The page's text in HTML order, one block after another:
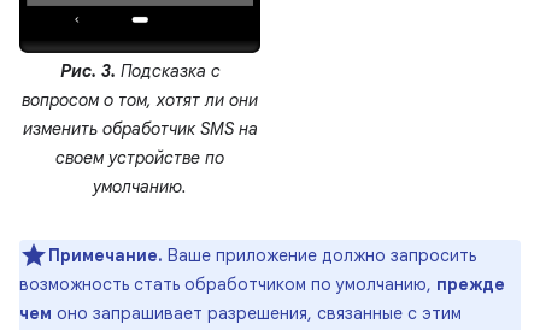
Рис. 3. Подсказка с
вопросом о том, хотят ли они
изменить обработчик SMS на
своем устройстве по
умолчанию.
Примечание. Ваше приложение должно запросить
возможность стать обработчиком по умолчанию, прежде
чем оно запрашивает разрешения, связанные с этим